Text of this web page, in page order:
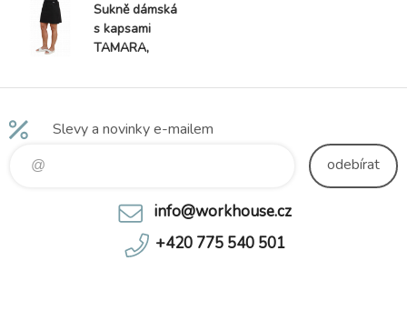
Sukně dámská
s kapsami
TAMARA,
Slevy a novinky e-mailem
odebírat
info@workhouse.cz
+420 775 540 501